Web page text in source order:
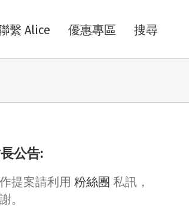
繫 Alice 優惠專區 搜尋
公告:
提案請利用 粉絲團 私訊，
。